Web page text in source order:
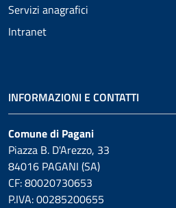
Servizi anagrafici
Intranet
INFORMAZIONI E CONTATTI
Comune di Pagani
Piazza B. D'Arezzo, 33
84016 PAGANI (SA)
CF: 80020730653
P.IVA: 00285200655